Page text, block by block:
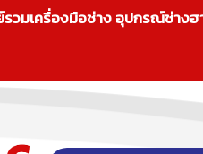
วมเครื่องมือช่าง อุปกรณ์ช่าง